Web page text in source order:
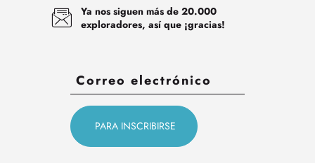
Ya nos siguen más de 20.000
exploradores, así que ¡gracias!